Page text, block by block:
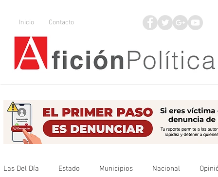
Inicio Contacto
Las Del Día Estado Municipios Nacional